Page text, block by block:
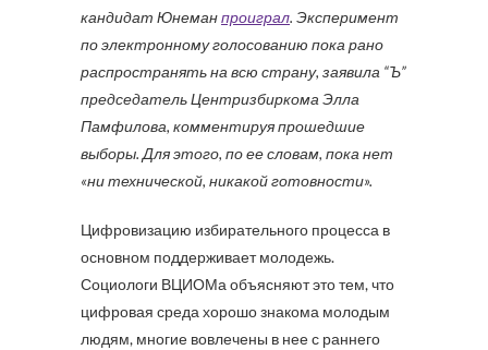
кандидат Юнеманпроиграл. Эксперимент
по электронному голосованию пока рано
распространять на всю страну, заявила “Ъ”
председатель Центризбиркома Элла
Памфилова, комментируя прошедшие
выборы. Для этого, по ее словам, пока нет
«ни технической, никакой готовности».
Цифровизацию избирательного процесса в
основном поддерживает молодежь.
Социологи ВЦИОМа объясняют это тем, что
цифровая среда хорошо знакома молодым
людям, многие вовлечены в нее с раннего